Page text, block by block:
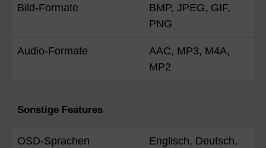
Bild-Formate
BMP, JPEG, GIF,
PNG
Audio-Formate
AAC, MP3, M4A,
MP2
Sonstige Features
OSD-Sprachen
Englisch, Deutsch,